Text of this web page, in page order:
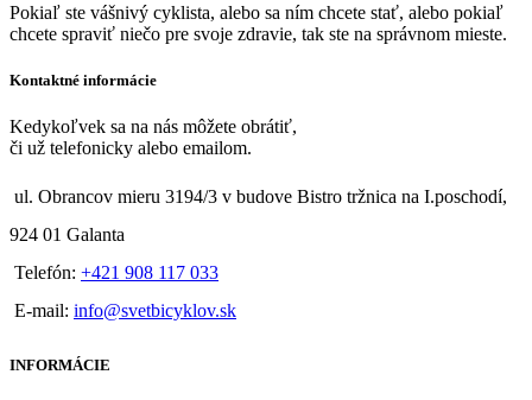
Pokiaľ ste vášnivý cyklista, alebo sa ním chcete stať, alebo pokiaľ
chcete spraviť niečo pre svoje zdravie, tak ste na správnom mieste.
Kontaktné informácie
Kedykoľvek sa na nás môžete obrátiť,
či už telefonicky alebo emailom.
ul. Obrancov mieru 3194/3 v budove Bistro tržnica na I.poschodí,
924 01 Galanta
Telefón: +421 908 117 033
E-mail: info@svetbicyklov.sk
INFORMÁCIE